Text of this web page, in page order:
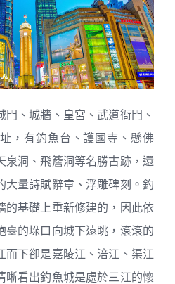
門、城牆、皇宮、武道衙門、
，有釣魚台、護國寺、懸佛
泉洞、飛簷洞等名勝古跡，還
大量詩賦辭章、浮雕碑刻。釣
的基礎上重新修建的，因此依
臺的垛口向城下遠眺，滾滾的
而下卻是嘉陵江、涪江、渠江
晰看出釣魚城是處於三江的懷